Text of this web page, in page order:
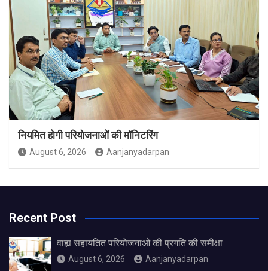
नियमित होगी परियोजनाओं की मॉनिटरिंग
August 6, 2026 Aanjanyadarpan
Recent Post
वाह्य सहायतित परियोजनाओं की प्रगति की समीक्षा
August 6, 2026 Aanjanyadarpan